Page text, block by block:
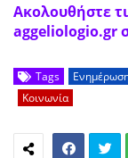
Ακολουθήστε
aggeliologio.gr
Tags
Κοινωνία